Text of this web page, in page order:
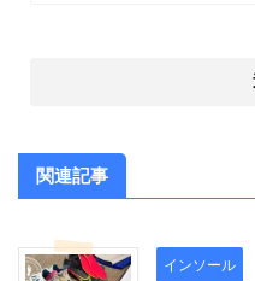
関連記事
インソール